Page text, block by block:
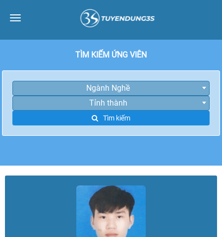
Toggle
TÌM KIẾM ỨNG VIÊN
Ngành Nghề
Tỉnh thành
Tìm kiếm